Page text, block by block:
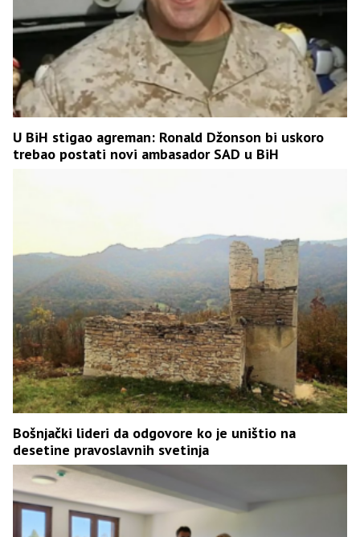
U BiH stigao agreman: Ronald Džonson bi uskoro
trebao postati novi ambasador SAD u BiH
Bošnjački lideri da odgovore ko je uništio na
desetine pravoslavnih svetinja